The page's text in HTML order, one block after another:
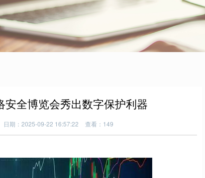
全博览会秀出数字保护利器
日期：2025-09-22 16:57:22 查看：149